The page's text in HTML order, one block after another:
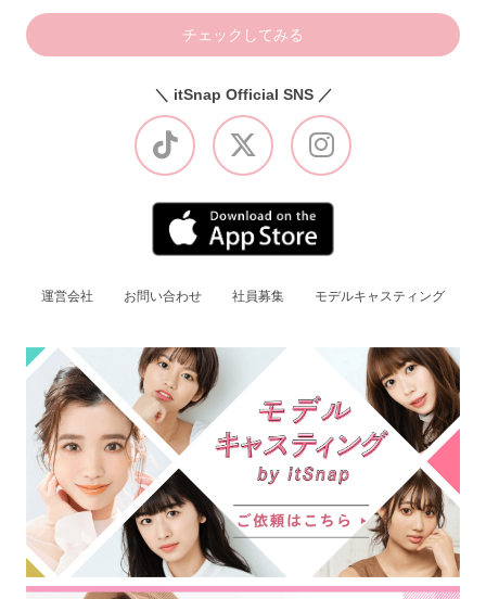
チェックしてみる
＼ itSnap Official SNS ／
運営会社 お問い合わせ 社員募集 モデルキャスティング